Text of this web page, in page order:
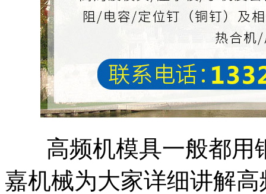
高频机模具一般都用
嘉机械为大家详细讲解